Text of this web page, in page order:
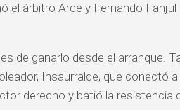
el árbitro Arce y Fernando Fanjul
de ganarlo desde el arranque.
Insaurralde, que conectó a
derecho y batió la resistencia